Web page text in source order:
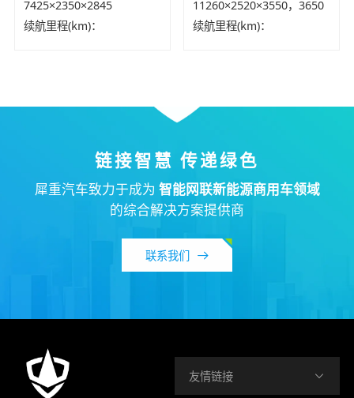
7425×2350×2845
续航里程(km)：
11260×2520×3550，3650
续航里程(km)：
链接智慧 传递绿色
犀重汽车致力于成为 智能网联新能源商用车领域
的综合解决方案提供商
联系我们
友情链接